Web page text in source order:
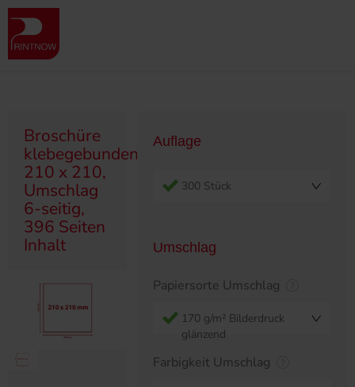
" >
Produktübersicht
Broschüre klebegebunden, 210 x 210, Umschlag 6-seitig, 396 Seiten
Inhalt
Broschüre
klebegebunden,
210 x 210,
Umschlag
6-seitig,
396 Seiten
Inhalt
Auflage
300 Stück
Umschlag
Papiersorte Umschlag
170 g/m² Bilderdruck
glänzend
Farbigkeit Umschlag